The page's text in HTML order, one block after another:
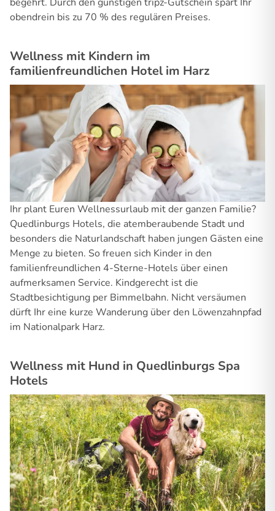
obendrein bis zu 70 % des regulären Preises.
Wellness mit Kindern im
familienfreundlichen Hotel im Harz
Ihr plant Euren Wellnessurlaub mit der ganzen Familie?
Quedlinburgs Hotels, die atemberaubende Stadt und
besonders die Naturlandschaft haben jungen Gästen eine
Menge zu bieten. So freuen sich Kinder in den
familienfreundlichen 4-Sterne-Hotels über einen
aufmerksamen Service. Kindgerecht ist die
Stadtbesichtigung per Bimmelbahn. Nicht versäumen
dürft Ihr eine kurze Wanderung über den Löwenzahnpfad
im Nationalpark Harz.
Wellness mit Hund in Quedlinburgs Spa
Hotels